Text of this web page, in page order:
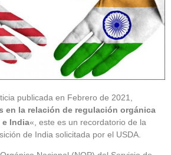
publicada en Febrero de 2021,
en la relación de regulación orgánica
e India«, este es un recordatorio de la
de India solicitada por el USDA.